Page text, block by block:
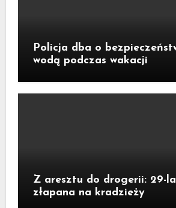
Policja dba o
wodą podczas wakacji
Z aresztu do drogerii: 29-
złapana na kradzieży